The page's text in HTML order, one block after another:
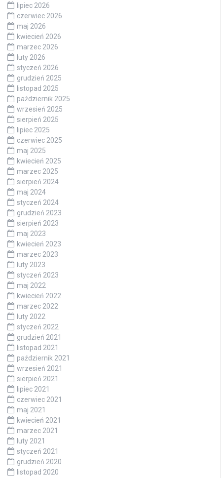
lipiec 2026
czerwiec 2026
maj 2026
kwiecień 2026
marzec 2026
luty 2026
styczeń 2026
grudzień 2025
listopad 2025
październik 2025
wrzesień 2025
sierpień 2025
lipiec 2025
czerwiec 2025
maj 2025
kwiecień 2025
marzec 2025
sierpień 2024
maj 2024
styczeń 2024
grudzień 2023
sierpień 2023
maj 2023
kwiecień 2023
marzec 2023
luty 2023
styczeń 2023
maj 2022
kwiecień 2022
marzec 2022
luty 2022
styczeń 2022
grudzień 2021
listopad 2021
październik 2021
wrzesień 2021
sierpień 2021
lipiec 2021
czerwiec 2021
maj 2021
kwiecień 2021
marzec 2021
luty 2021
styczeń 2021
grudzień 2020
listopad 2020